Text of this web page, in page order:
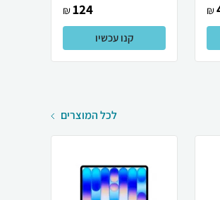
₪
124
₪
קנו עכשיו
לכל המוצרים